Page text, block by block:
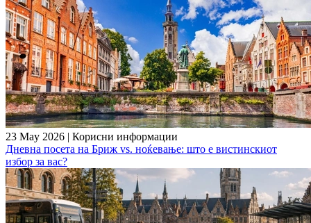
23 May 2026 | Корисни информации
Дневна посета на Бриж vs. ноќевање: што е вистинскиот
избор за вас?